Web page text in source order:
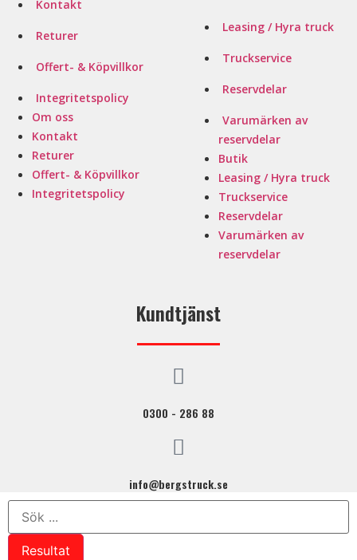
Kontakt
Returer
Offert- & Köpvillkor
Integritetspolicy
Om oss
Kontakt
Returer
Offert- & Köpvillkor
Integritetspolicy
Leasing / Hyra truck
Truckservice
Reservdelar
Varumärken av
reservdelar
Butik
Leasing / Hyra truck
Truckservice
Reservdelar
Varumärken av
reservdelar
Kundtjänst
0300 - 286 88
info@bergstruck.se
Resultat